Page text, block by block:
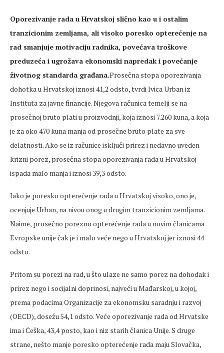
Oporezivanje rada u Hrvatskoj slično kao u i ostalim
tranzicionim zemljama, ali visoko poresko opterećenje na
rad smanjuje motivaciju radnika, povećava troškove
preduzeća i ugrožava ekonomski napredak i povećanje
životnog standarda građana.Prosečna stopa oporezivanja
dohotka u Hrvatskoj iznosi 41,2 odsto, tvrdi Ivica Urban iz
Instituta za javne financije. Njegova računica temelji se na
prosečnoj bruto plati u proizvodnji, koja iznosi 7.260 kuna, a koja
je za oko 470 kuna manja od prosečne bruto plate za sve
delatnosti. Ako se iz računice isključi prirez i nedavno uveden
krizni porez, prosečna stopa oporezivanja rada u Hrvatskoj
ispada malo manja i iznosi 39,3 odsto.
Iako je poresko opterećenje rada u Hrvatskoj visoko, ono je,
ocenjuje Urban, na nivou onog u drugim tranzicionim zemljama.
Naime, prosečno porezno opterećenje rada u novim članicama
Evropske unije čak je i malo veće nego u Hrvatskoj jer iznosi 44
odsto.
Pritom su porezi na rad, u što ulaze ne samo porez na dohodak i
prirez nego i socijalni doprinosi, najveći u Mađarskoj, u kojoj,
prema podacima Organizacije za ekonomsku saradnju i razvoj
(OECD), dosežu 54,1 odsto. Veće oporezivanje rada od Hrvatske
ima i Češka, 43,4 posto, kao i niz starih članica Unije. S druge
strane, nešto manje poresko opterećenje rada maju Slovačka,